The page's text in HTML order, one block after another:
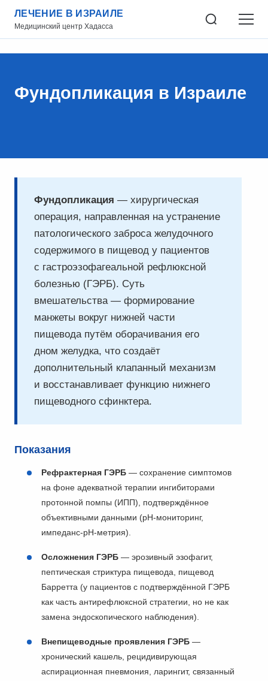
ЛЕЧЕНИЕ В ИЗРАИЛЕ
Медицинский центр Хадасса
Фундопликация в Израиле
Фундопликация — хирургическая
операция, направленная на устранение
патологического заброса желудочного
содержимого в пищевод у пациентов
с гастроэзофагеальной рефлюксной
болезнью (ГЭРБ). Суть
вмешательства — формирование
манжеты вокруг нижней части
пищевода путём оборачивания его
дном желудка, что создаёт
дополнительный клапанный механизм
и восстанавливает функцию нижнего
пищеводного сфинктера.
Показания
Рефрактерная ГЭРБ — сохранение симптомов
на фоне адекватной терапии ингибиторами
протонной помпы (ИПП), подтверждённое
объективными данными (pH-мониторинг,
импеданс-pH-метрия).
Осложнения ГЭРБ — эрозивный эзофагит,
пептическая стриктура пищевода, пищевод
Барретта (у пациентов с подтверждённой ГЭРБ
как часть антирефлюксной стратегии, но не как
замена эндоскопического наблюдения).
Внепищеводные проявления ГЭРБ —
хронический кашель, рецидивирующая
аспирационная пневмония, ларингит, связанный